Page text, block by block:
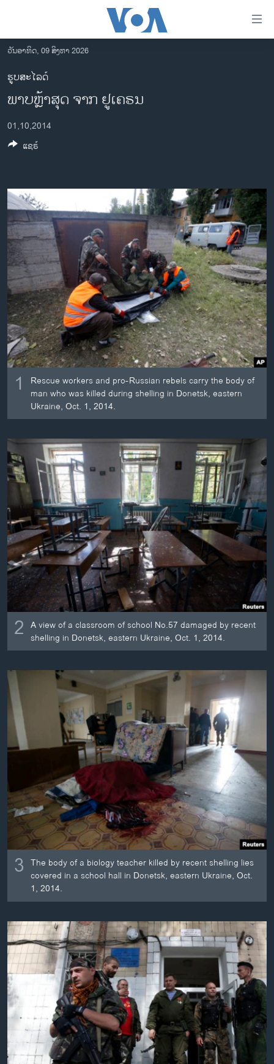
ເຂົ້າ
ຫາ
ຂ້າມ
ຂ້າມ
ໄປ
ຫາ
ລາວ
ອາເມຣິກາ
ການເລືອກຕັ້ງ ປະທານາທີບໍດີ ສະຫະລັດ 2024
ຂ່າວ​ຈີນ
ເອເຊຍ
ອິດສະຫຼະພາບດ້ານການຂ່າວ
ຊີວິດຊາວລາວ
ຊຸມຊົນຊາວລາວ
ວິທະຍາສາດ-ເທັກໂນໂລຈີ
ທຸລະກິດ
ພາສາອັງກິດ
ວີດີໂອ
ສຽງ
ລາຍການກະຈາຍສຽງ
ລາຍງານ
ຕິດຕາມພວກເຮົາ ທີ່
ພາສາຕ່າງໆ
ວັນອາທິດ, 09 ສິງຫາ 2026
ຮູບສະໄລດ໌
ພາບຫຼ້າສຸດ ຈາກ ຢູເຄຣນ
01,10,2014
1
Rescue workers and pro-Russian rebels carry the body of
man who was killed during shelling in Donetsk, eastern
Ukraine, Oct. 1, 2014.
2 A view of a classroom of school No.57 damaged by recent
shelling in Donetsk, eastern Ukraine, Oct. 1, 2014.
3 The body of a biology teacher killed by recent shelling lies
covered in a school hall in Donetsk, eastern Ukraine, Oct.
1, 2014.
ແຊຣ໌